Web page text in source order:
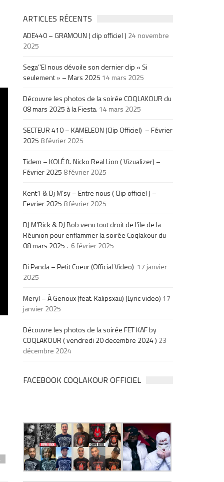
ARTICLES RÉCENTS
ADE440 – GRAMOUN ( clip officiel ) 24 novembre
2025
Sega’’El nous dévoile son dernier clip « Si
seulement » – Mars 2025 14 mars 2025
Découvre les photos de la soirée COQLAKOUR du
08 mars 2025 à la Fiesta. 14 mars 2025
SECTEUR 410 – KAMELEON (Clip Officiel) – Février
2025 8 février 2025
Tidem – KOLÉ ft. Nicko Real Lion ( Vizualizer) –
Février 2025 8 février 2025
Kent1 & Dj M’sy – Entre nous ( Clip officiel ) –
Fevrier 2025 8 février 2025
DJ M’Rick & DJ Bob venu tout droit de l’île de la
Réunion pour enflammer la soirée Coqlakour du
08 mars 2025 . 6 février 2025
Di Panda – Petit Coeur (Official Video) 17 janvier
2025
Meryl – À Genoux (feat. Kalipsxau) (Lyric video) 17
janvier 2025
Découvre les photos de la soirée FET KAF by
COQLAKOUR ( vendredi 20 decembre 2024 ) 23
décembre 2024
FACEBOOK COQLAKOUR OFFICIEL